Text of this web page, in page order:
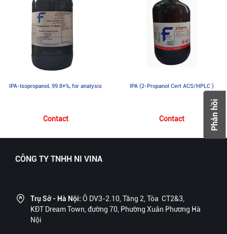
IPA-Isopropanol, 99.8+%, for analysis
Contact
IPA (2-Propanol Cert ACS/HPLC )
Contact
CÔNG TY TNHH NI VINA
Trụ Sở - Hà Nội: Ô DV3-2.10, Tầng 2, Tòa CT2&3,
KĐT Dream Town, đường 70, Phường Xuân Phương Hà
Nội
Phản hồi